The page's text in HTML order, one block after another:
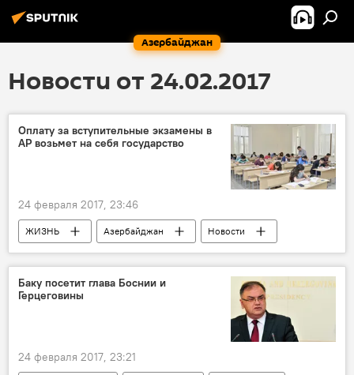
Азербайджан
Новости от 24.02.2017
Оплату за вступительные экзамены в
АР возьмет на себя государство
24 февраля 2017, 23:46
ЖИЗНЬ Азербайджан
Новости
Государственный экзаменационный центр
Документы
распоряжение
оплата
бесплатно
Баку посетит глава Боснии и
Герцеговины
24 февраля 2017, 23:21